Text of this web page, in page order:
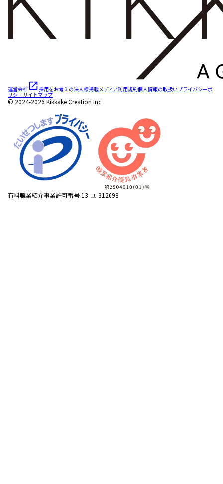
運営会社 採用をお考えの法人様掲載メディア利用規約個人情報の取扱いプライバシーポ
リシーサイトマップ
© 2024-2026 Kikkake Creation Inc.
有料職業紹介事業許可番号 13-ユ-312698